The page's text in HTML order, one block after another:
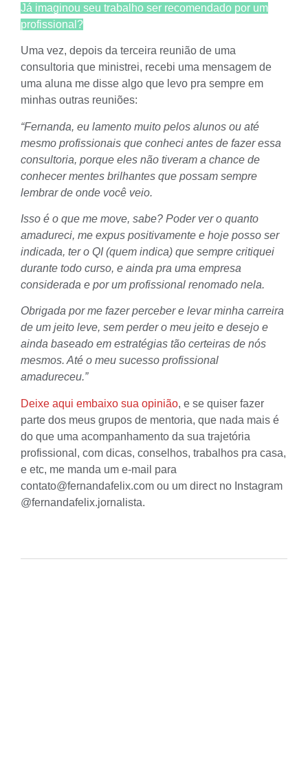
Já imaginou seu trabalho ser recomendado por um
profissional?
Uma vez, depois da terceira reunião de uma
consultoria que ministrei, recebi uma mensagem de
uma aluna me disse algo que levo pra sempre em
minhas outras reuniões:
“Fernanda, eu lamento muito pelos alunos ou até
mesmo profissionais que conheci antes de fazer essa
consultoria, porque eles não tiveram a chance de
conhecer mentes brilhantes que possam sempre
lembrar de onde você veio.
Isso é o que me move, sabe? Poder ver o quanto
amadureci, me expus positivamente e hoje posso ser
indicada, ter o QI (quem indica) que sempre critiquei
durante todo curso, e ainda pra uma empresa
considerada e por um profissional renomado nela.
Obrigada por me fazer perceber e levar minha carreira
de um jeito leve, sem perder o meu jeito e desejo e
ainda baseado em estratégias tão certeiras de nós
mesmos. Até o meu sucesso profissional
amadureceu.”
Deixe aqui embaixo sua opinião, e se quiser fazer
parte dos meus grupos de mentoria, que nada mais é
do que uma acompanhamento da sua trajetória
profissional, com dicas, conselhos, trabalhos pra casa,
e etc, me manda um e-mail para
contato@fernandafelix.com ou um direct no Instagram
@fernandafelix.jornalista.